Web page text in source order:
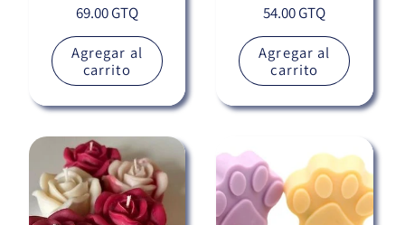
Precio
habitual
69.00 GTQ
Agregar al
carrito
Precio
habitual
54.00 GTQ
Agregar al
carrito